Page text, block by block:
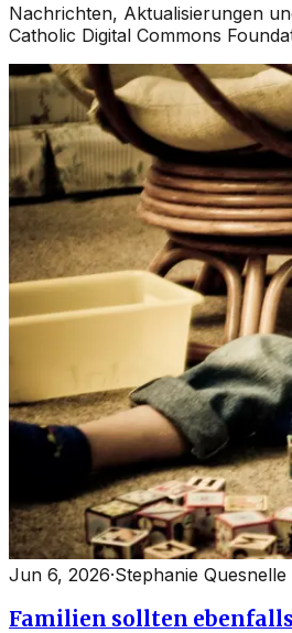
Nachrichten, Aktualisierungen
Catholic Digital Commons
Jun 6, 2026·Stephanie Quesnelle
Familien sollten